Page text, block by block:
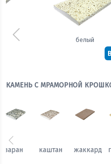
Предыдущий
КАМЕНЬ С МРАМОРНОЙ
каштан жаккард гобелен
Предыдущий